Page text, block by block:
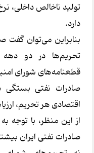
تولید ناخالص داخلی،
دارد.
بنابراین می‌توان گفت
تحریم‌ها در دو دهه
قطعنامه‌های شورای
صادرات نفتی بستگی
اقتصادی هر تحریم،
از این منظر، با توجه
صادرات نفتی ایران